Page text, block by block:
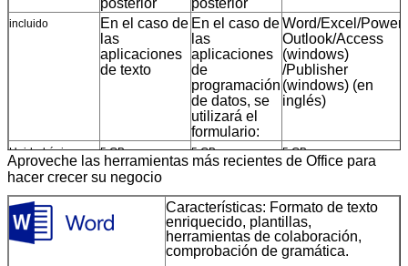
posterior posterior
incluido
En el caso de
las
aplicaciones
de texto
En el caso de
las
aplicaciones
de
programación
de datos, se
utilizará el
formulario:
Word/Excel/Power
Outlook/Access
(windows)
/Publisher
(windows) (en
inglés)
Unidad única 5 GB 5 GB 5 GB
Compra en el
mercado
compra única
Aproveche las herramientas más recientes de Office para
hacer crecer su negocio
Características: Formato de texto
enriquecido, plantillas,
herramientas de colaboración,
comprobación de gramática.